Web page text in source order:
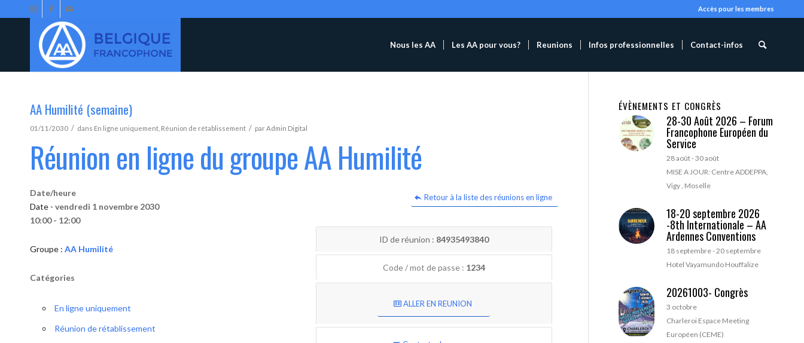
Accès pour les membres
Nous les AA Les AA pour vous? Reunions Infos professionnelles Contact-infos
AA Humilité (semaine)
01/11/2030 / dans En ligne uniquement Réunion de rétablissement / parAdmin Digital
Réunion en ligne du groupe AA Humilité
Retour à la liste des réunions en ligne
Date/heure
Date - vendredi 1 novembre 2030
10:00 - 12:00
Groupe : AA Humilité
Catégories
En ligne uniquement
Réunion de rétablissement
ID de réunion : 84935493840
Code / mot de passe : 1234
ALLER EN REUNION
ÉVÈNEMENTS ET CONGRÈS
28-30 Août 2026 – Forum
Francophone Européen du
Service
28 août-30 août
MISE A JOUR: Centre ADDEPPA,
Vigy , Moselle
18-20 septembre 2026
-8th Internationale – AA
Ardennes Conventions
18 septembre-20 septembre
Hotel Vayamundo Houffalize
20261003- Congrès
3 octobre
Charleroi Espace Meeting
Européen (CEME)